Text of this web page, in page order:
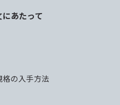
あたって
の入手方法